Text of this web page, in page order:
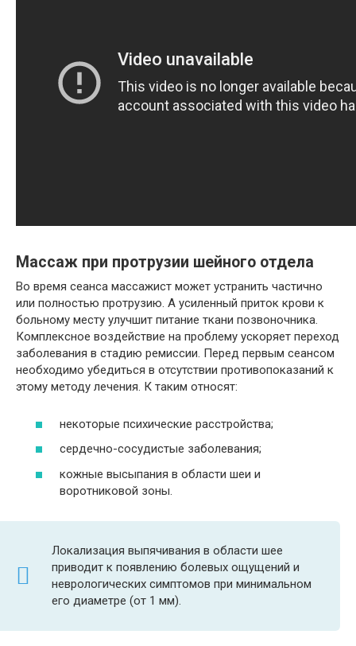
Массаж при протрузии шейного отдела
Во время сеанса массажист может устранить частично
или полностью протрузию. А усиленный приток крови к
больному месту улучшит питание ткани позвоночника.
Комплексное воздействие на проблему ускоряет переход
заболевания в стадию ремиссии. Перед первым сеансом
необходимо убедиться в отсутствии противопоказаний к
этому методу лечения. К таким относят:
некоторые психические расстройства;
сердечно-сосудистые заболевания;
кожные высыпания в области шеи и
воротниковой зоны.
Локализация выпячивания в области шее
приводит к появлению болевых ощущений и
неврологических симптомов при минимальном
его диаметре (от 1 мм).